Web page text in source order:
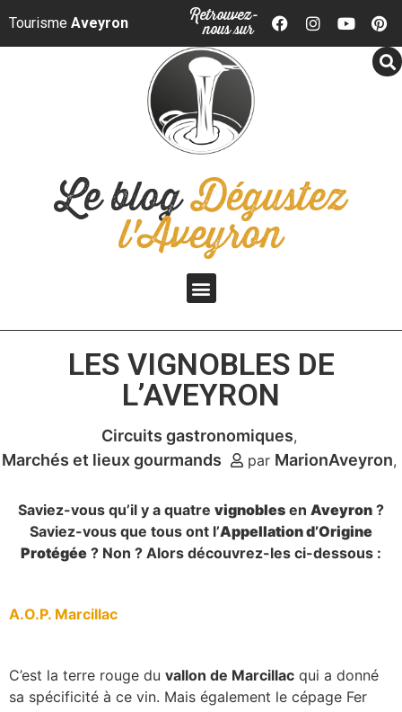
Panneau de gestion des cookies
Tourisme Aveyron Retrouvez-
nous sur
Le blogDégustez
l'Aveyron
LES VIGNOBLES DE
L’AVEYRON
Circuits gastronomiques
Marchés et lieux gourmands
par MarionAveyron
Saviez-vous qu’il y a quatre vignobles en Aveyron ?
Saviez-vous que tous ont l’Appellation d’Origine
Protégée ? Non ? Alors découvrez-les ci-dessous :
A.O.P. Marcillac
C’est la terre rouge du vallon de Marcillac qui a donné
sa spécificité à ce vin. Mais également le cépage Fer